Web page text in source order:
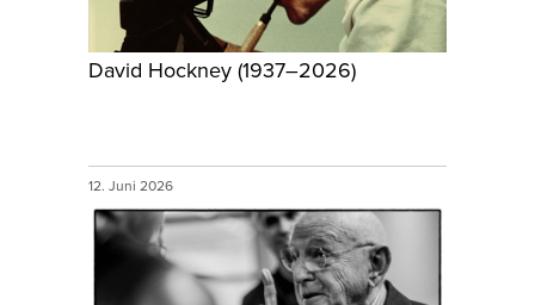
David Hockney (1937–2026)
12. Juni 2026